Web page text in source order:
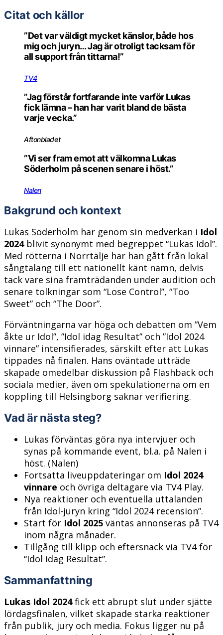
Citat och källor
”Det var väldigt mycket känslor, både hos
mig och juryn… Jag är otroligt tacksam för
all support från tittarna!”
TV4
”Jag förstår fortfarande inte varför Lukas
fick lämna – han har varit bland de bästa
varje vecka.”
Aftonbladet
”Vi ser fram emot att välkomna Lukas
Söderholm på scenen senare i höst.”
Nalen
Bakgrund och kontext
Lukas Söderholm har genom sin medverkan i Idol
2024blivit synonymt med begreppet “Lukas Idol”.
Med rötterna i Norrtälje har han gått från lokal
sångtalang till ett nationellt känt namn, delvis
tack vare sina framträdanden under audition och
senare tolkningar som “Lose Control”, “Too
Sweet” och “The Door”.
Förväntningarna var höga och debatten om ”Vem
åkte ur Idol”, ”Idol idag Resultat” och ”Idol 2024
vinnare” intensifierades, särskilt efter att Lukas
tippades nå finalen. Hans oväntade utträde
skapade omedelbar diskussion på Flashback och
sociala medier, även om spekulationerna om en
koppling till Helsingborg saknar verifiering.
Vad är nästa steg?
Lukas förväntas göra nya intervjuer och
synas på kommande event, bl.a. på Nalen i
höst. (Nalen)
Fortsatta liveuppdateringar om Idol 2024
vinnare och övriga deltagare via TV4 Play.
Nya reaktioner och eventuella uttalanden
från Idol-juryn kring “Idol 2024 recension”.
Start för Idol 2025 väntas annonseras på TV4
inom några månader.
Tillgång till klipp och eftersnack via TV4 för
“Idol idag Resultat”.
Sammanfattning
Lukas Idol 2024fick ett abrupt slut under sjätte
lördagsfinalen, vilket skapade starka reaktioner
från publik, jury och media. Fokus ligger nu på